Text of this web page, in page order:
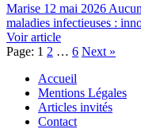
Marise 12 mai 2026
maladies infectieuses :
Voir article
Page: 1 2 … 6 Next »
Accueil
Mentions Légales
Articles invités
Contact